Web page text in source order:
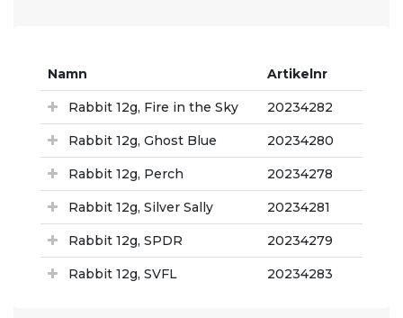
Namn Artikelnr
Rabbit 12g, Fire in the Sky 20234282
Rabbit 12g, Ghost Blue 20234280
Rabbit 12g, Perch 20234278
Rabbit 12g, Silver Sally 20234281
Rabbit 12g, SPDR 20234279
Rabbit 12g, SVFL 20234283